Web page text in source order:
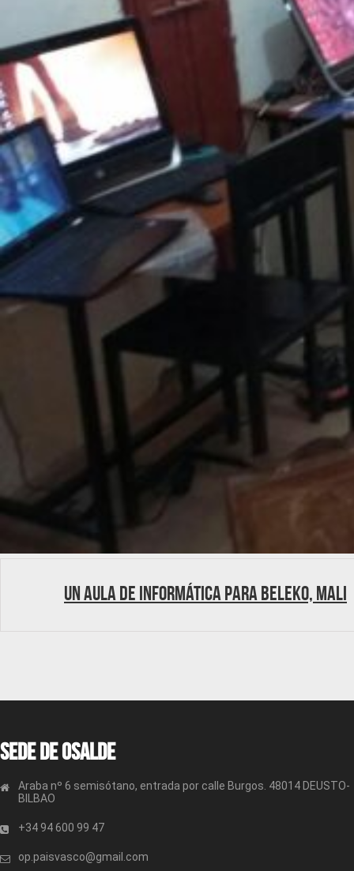
Un aula de informática para Beleko, Mali
Sede de OSALDE
Araba nº 6 semisótano, entrada por calle Burgos. 48014 DEUSTO-
BILBAO
+34 94 600 99 47
op.paisvasco@gmail.com